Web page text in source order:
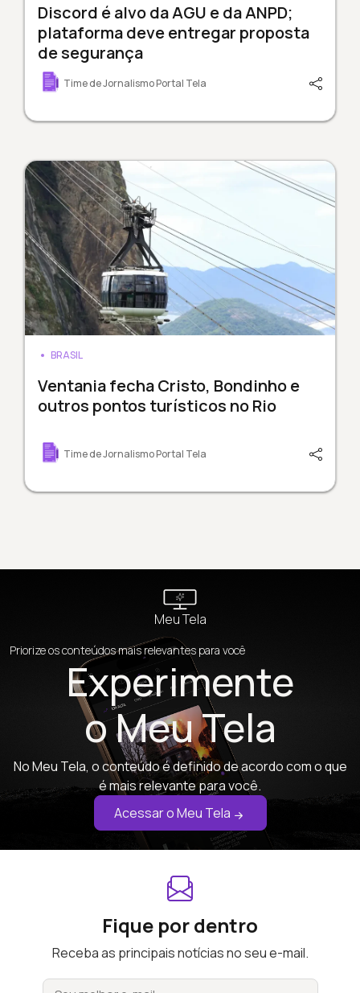
Discord é alvo da AGU e da ANPD;
plataforma deve entregar proposta
de segurança
Time de Jornalismo Portal Tela
BRASIL
Ventania fecha Cristo, Bondinho e
outros pontos turísticos no Rio
Time de Jornalismo Portal Tela
Meu Tela
Priorize os conteúdos mais relevantes para você
Experimente
o Meu Tela
No Meu Tela, o conteúdo é definido de acordo com o que
é mais relevante para você.
Acessar o Meu Tela
Fique por dentro
Receba as principais notícias no seu e-mail.